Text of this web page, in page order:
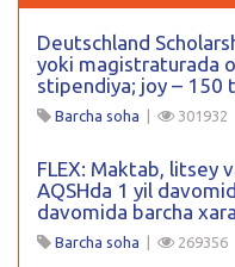
Deutschland
yoki magistraturada
stipendiya; joy – 150
Barcha soha 301932
FLEX: Maktab, litsey
AQSHda 1 yil
davomida barcha
Barcha soha 269356